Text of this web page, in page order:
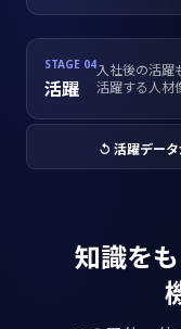
STAGE 04
活躍
入社後の活躍
活躍する人材
↺ 活躍データ
知識を